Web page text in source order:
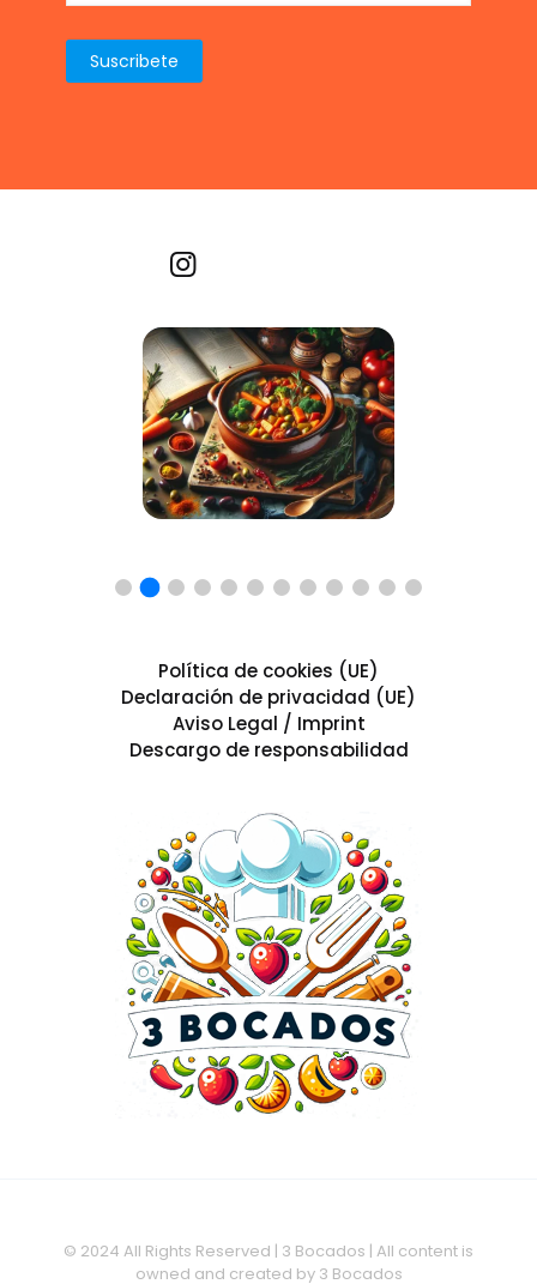
Política de cookies (UE)
Declaración de privacidad (UE)
Aviso Legal / Imprint
Descargo de responsabilidad
© 2024 All Rights Reserved | 3 Bocados | All content is
owned and created by 3 Bocados